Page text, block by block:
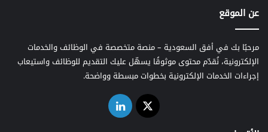
عن الموقع
مرحبًا بك في أفق السعودية – منصة متخصصة في الوظائف والخدمات
الإلكترونية، نُقدّم محتوى موثوقًا يسهّل عليك التقديم للوظائف واستيعاب
إجراءات الخدمات الإلكترونية بخطوات مبسطة وواضحة.
‫X لينكدإن